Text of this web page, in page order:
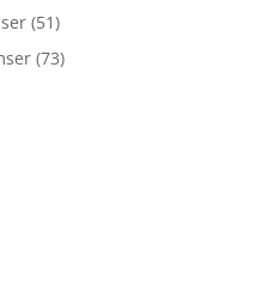
(51)
(73)